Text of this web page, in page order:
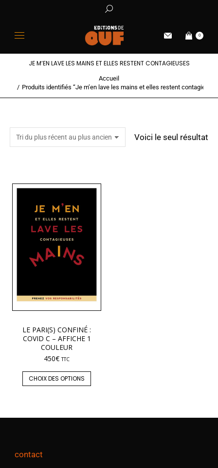
0
JE M’EN LAVE LES MAINS ET ELLES RESTENT CONTAGIEUSES
Accueil
Produits identifiés “Je m’en lave les mains et elles restent
Voici le seul résultat
LE PARI(S) CONFINÉ :
COVID C – AFFICHE 1
COULEUR
450€ TTC
CHOIX DES OPTIONS
contact